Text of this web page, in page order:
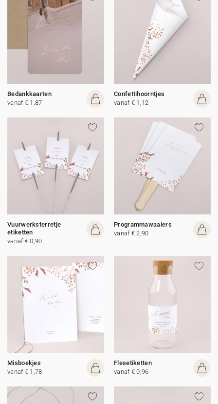
Bedankkaarten
vanaf € 1,87
Confettihoorntjes
vanaf € 1,12
Vuurwerksterretje
etiketten
vanaf € 0,90
Programmawaaiers
vanaf € 2,90
Misboekjes
vanaf € 1,78
Flesetiketten
vanaf € 0,96